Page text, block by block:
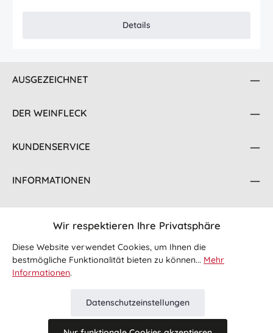
Details
AUSGEZEICHNET
DER WEINFLECK
KUNDENSERVICE
INFORMATIONEN
FOLGE UNS
Wir respektieren Ihre Privatsphäre
Diese Website verwendet Cookies, um Ihnen die
bestmögliche Funktionalität bieten zu können... Mehr
Informationen.
Datenschutzeinstellungen